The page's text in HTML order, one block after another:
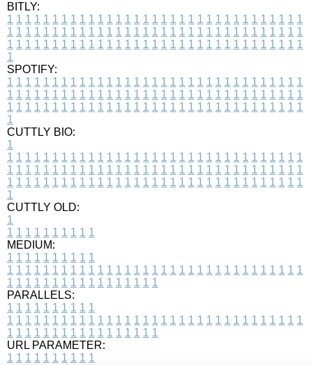
BITLY:
1 1 1 1 1 1 1 1 1 1 1 1 1 1 1 1 1 1 1 1 1 1 1 1 1 1 1 1 1 1 1 1 1
1 1 1 1 1 1 1 1 1 1 1 1 1 1 1 1 1 1 1 1 1 1 1 1 1 1 1 1 1 1 1 1 1
1 1 1 1 1 1 1 1 1 1 1 1 1 1 1 1 1 1 1 1 1 1 1 1 1 1 1 1 1 1 1 1 1
1
SPOTIFY:
1 1 1 1 1 1 1 1 1 1 1 1 1 1 1 1 1 1 1 1 1 1 1 1 1 1 1 1 1 1 1 1 1
1 1 1 1 1 1 1 1 1 1 1 1 1 1 1 1 1 1 1 1 1 1 1 1 1 1 1 1 1 1 1 1 1
1 1 1 1 1 1 1 1 1 1 1 1 1 1 1 1 1 1 1 1 1 1 1 1 1 1 1 1 1 1 1 1 1
1
CUTTLY BIO:
1
1 1 1 1 1 1 1 1 1 1 1 1 1 1 1 1 1 1 1 1 1 1 1 1 1 1 1 1 1 1 1 1 1
1 1 1 1 1 1 1 1 1 1 1 1 1 1 1 1 1 1 1 1 1 1 1 1 1 1 1 1 1 1 1 1 1
1 1 1 1 1 1 1 1 1 1 1 1 1 1 1 1 1 1 1 1 1 1 1 1 1 1 1 1 1 1 1 1 1
1
CUTTLY OLD:
1
1 1 1 1 1 1 1 1 1 1
MEDIUM:
1 1 1 1 1 1 1 1 1 1
1 1 1 1 1 1 1 1 1 1 1 1 1 1 1 1 1 1 1 1 1 1 1 1 1 1 1 1 1 1 1 1 1
1 1 1 1 1 1 1 1 1 1 1 1 1 1 1 1 1
PARALLELS:
1 1 1 1 1 1 1 1 1 1
1 1 1 1 1 1 1 1 1 1 1 1 1 1 1 1 1 1 1 1 1 1 1 1 1 1 1 1 1 1 1 1 1
1 1 1 1 1 1 1 1 1 1 1 1 1 1 1 1 1
URL PARAMETER:
1 1 1 1 1 1 1 1 1 1